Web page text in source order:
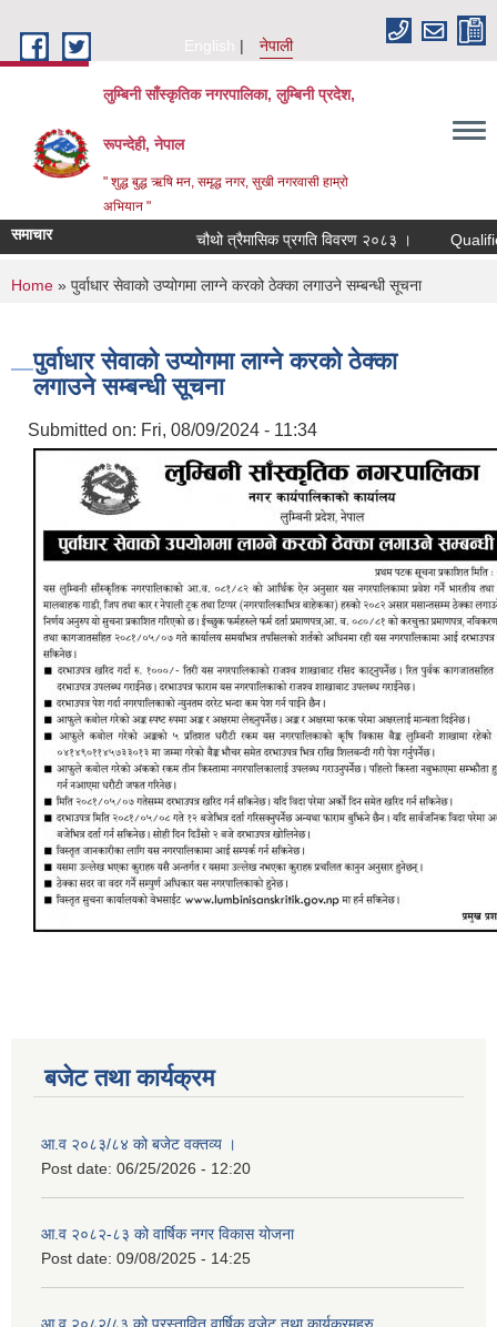
English
नेपाली
लुम्बिनी साँस्कृतिक नगरपालिका, लुम्बिनी प्रदेश,
रूपन्देही, नेपाल
" शुद्ध बुद्ध ऋषि मन, समृद्ध नगर, सुखी नगरवासी हाम्रो
अभियान "
समाचार चौथो त्रैमासिक प्रगति विवरण २०८३ । Qualified
You are here
Home » पुर्वाधार सेवाको उप्योगमा लाग्ने करको ठेक्का लगाउने सम्बन्धी सूचना
पुर्वाधार सेवाको उप्योगमा लाग्ने करको ठेक्का
लगाउने सम्बन्धी सूचना
Submitted on: Fri, 08/09/2024 - 11:34
बजेट तथा कार्यक्रम
आ.व २०८३/८४ को बजेट वक्तव्य ।
Post date: 06/25/2026 - 12:20
आ.व २०८२-८३ को वार्षिक नगर विकास योजना
Post date: 09/08/2025 - 14:25